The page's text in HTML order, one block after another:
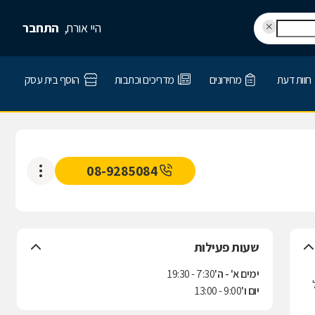
היי אורח, התחבר
חוות דעת מחירונים מדריכים וכתבות הוסף בית עסק
08-9285084
שעות פעילות
ימים א' - ה'7:30 - 19:30
יום ו'9:00 - 13:00